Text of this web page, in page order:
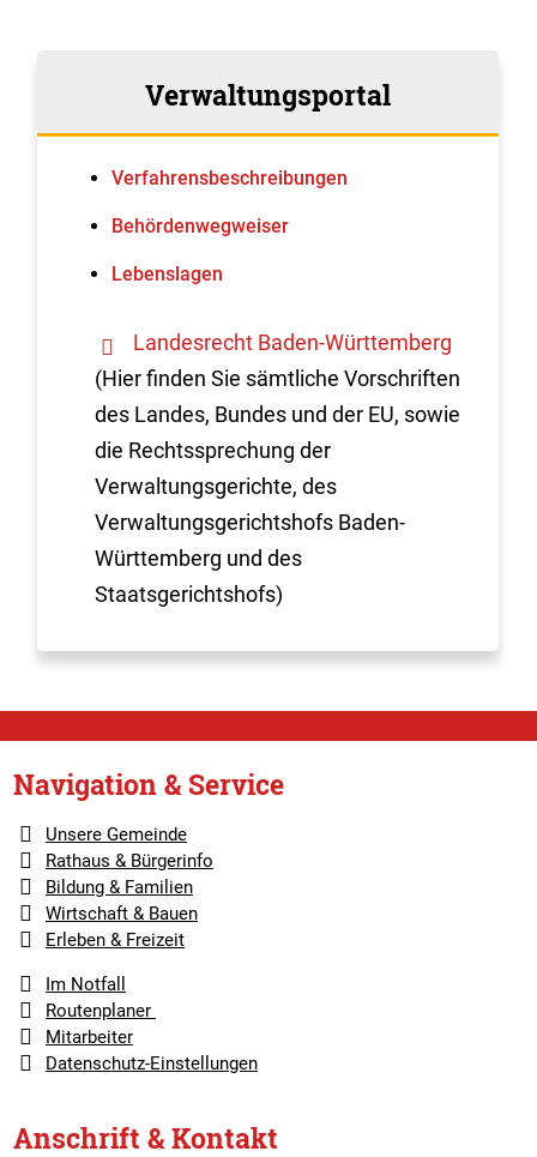
Verwaltungsportal
Verfahrens­beschreibungen
Behördenwegweiser
Lebenslagen
Landesrecht Baden-Württemberg
(Hier finden Sie sämtliche Vorschriften
des Landes, Bundes und der EU, sowie
die Rechtssprechung der
Verwaltungsgerichte, des
Verwaltungsgerichtshofs Baden-
Württemberg und des
Staatsgerichtshofs)
Navigation & Service
Unsere Gemeinde
Rathaus & Bürgerinfo
Bildung & Familien
Wirtschaft & Bauen
Erleben & Freizeit
Im Notfall
Routenplaner
Mitarbeiter
Datenschutz-Einstellungen
Anschrift & Kontakt